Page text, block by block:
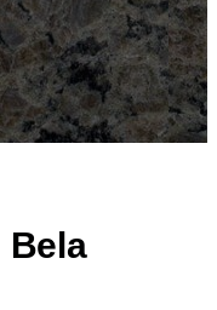
Bela